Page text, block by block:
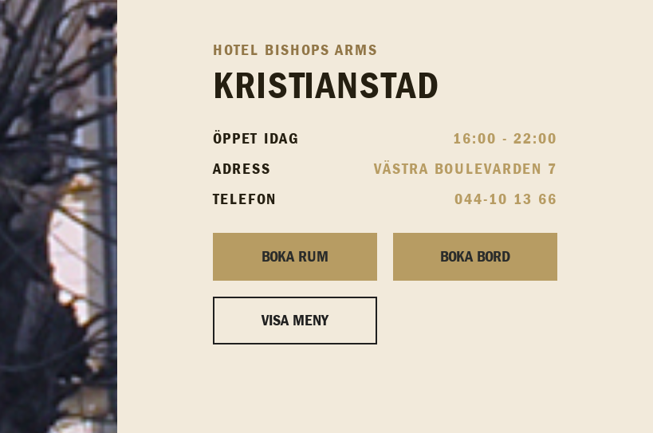
HOTEL BISHOPS ARMS
KRISTIANSTAD
ÖPPET IDAG
16:00 - 22:00
ADRESS
VÄSTRA BOULEVARDEN 7
TELEFON
044-10 13 66
BOKA RUM BOKA BORD
VISA MENY